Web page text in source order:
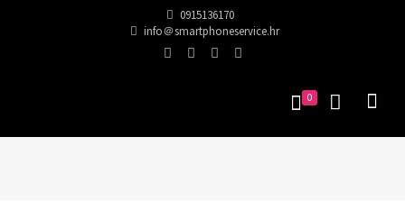
0915136170
info＠smartphoneservice.hr
0